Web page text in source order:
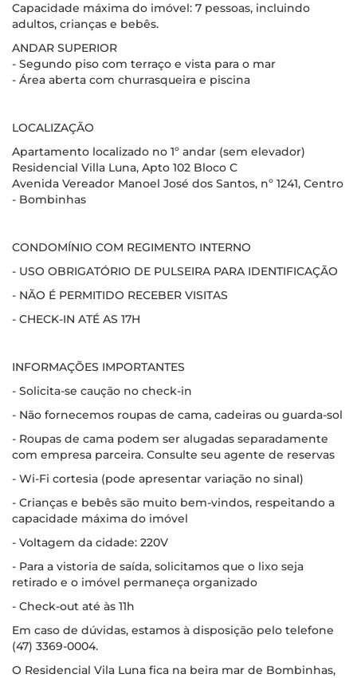
Capacidade máxima do imóvel: 7 pessoas, incluindo
adultos, crianças e bebês.
ANDAR SUPERIOR
- Segundo piso com terraço e vista para o mar
- Área aberta com churrasqueira e piscina
LOCALIZAÇÃO
Apartamento localizado no 1º andar (sem elevador)
Residencial Villa Luna, Apto 102 Bloco C
Avenida Vereador Manoel José dos Santos, nº 1241, Centro
- Bombinhas
CONDOMÍNIO COM REGIMENTO INTERNO
- USO OBRIGATÓRIO DE PULSEIRA PARA IDENTIFICAÇÃO
- NÃO É PERMITIDO RECEBER VISITAS
- CHECK-IN ATÉ AS 17H
INFORMAÇÕES IMPORTANTES
- Solicita-se caução no check-in
- Não fornecemos roupas de cama, cadeiras ou guarda-sol
- Roupas de cama podem ser alugadas separadamente
com empresa parceira. Consulte seu agente de reservas
- Wi-Fi cortesia (pode apresentar variação no sinal)
- Crianças e bebês são muito bem-vindos, respeitando a
capacidade máxima do imóvel
- Voltagem da cidade: 220V
- Para a vistoria de saída, solicitamos que o lixo seja
retirado e o imóvel permaneça organizado
- Check-out até às 11h
Em caso de dúvidas, estamos à disposição pelo telefone
(47) 3369-0004.
O Residencial Vila Luna fica na beira mar de Bombinhas,